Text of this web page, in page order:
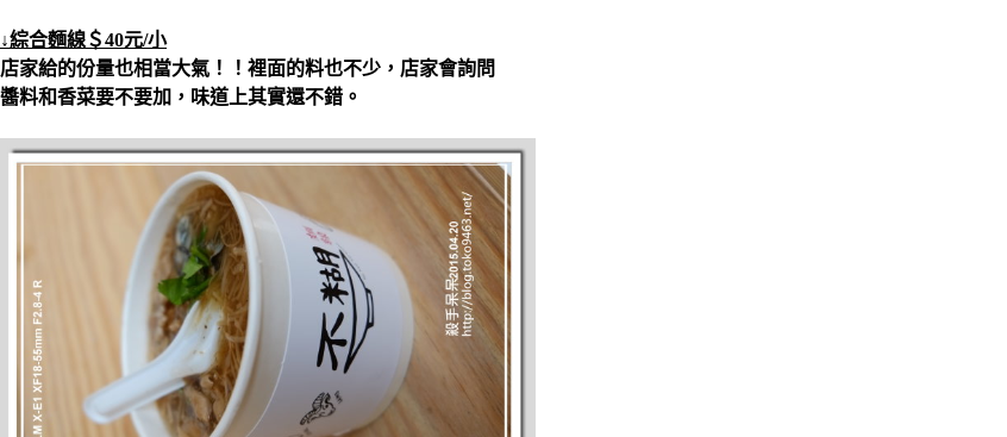
↓綜合麵線＄40元/小
店家給的份量也相當大氣！！裡面的料也不少，店家會詢問
醬料和香菜要不要加，味道上其實還不錯。